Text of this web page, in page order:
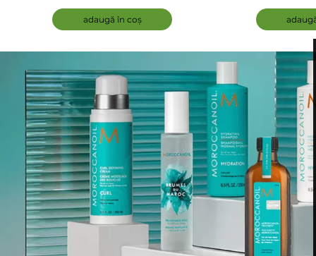
adaugă în coș